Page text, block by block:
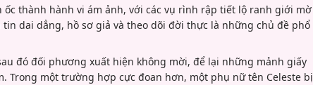
thành hành vi ám ảnh, với các vụ rình rập tiết lộ ranh giới mờ
dai dẳng, hồ sơ giả và theo dõi đời thực là những chủ đề phổ
đó đối phương xuất hiện không mời, để lại những mảnh giấy
Trong một trường hợp cực đoan hơn, một phụ nữ tên Celeste bị